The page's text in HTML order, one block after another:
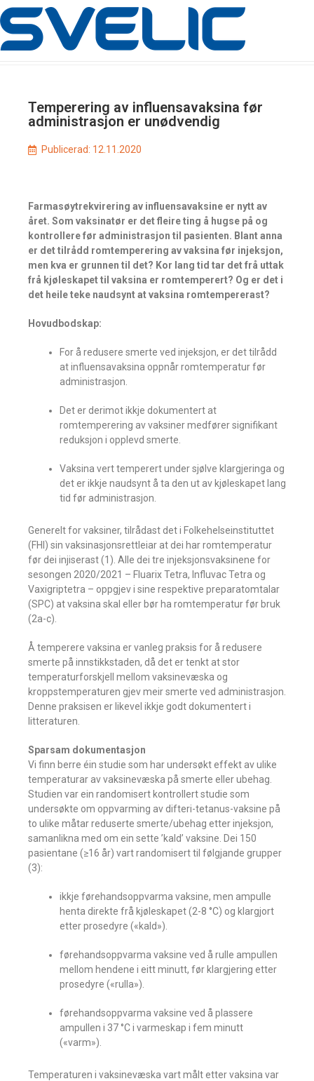
Temperering av influensavaksina før
administrasjon er unødvendig
Publicerad: 12.11.2020
Farmasøytrekvirering av influensavaksine er nytt av
året. Som vaksinatør er det fleire ting å hugse på og
kontrollere før administrasjon til pasienten. Blant anna
er det tilrådd romtemperering av vaksina før injeksjon,
men kva er grunnen til det? Kor lang tid tar det frå uttak
frå kjøleskapet til vaksina er romtemperert? Og er det i
det heile teke naudsynt at vaksina romtempererast?
Hovudbodskap:
For å redusere smerte ved injeksjon, er det tilrådd
at influensavaksina oppnår romtemperatur før
administrasjon.
Det er derimot ikkje dokumentert at
romtemperering av vaksiner medfører signifikant
reduksjon i opplevd smerte.
Vaksina vert temperert under sjølve klargjeringa og
det er ikkje naudsynt å ta den ut av kjøleskapet lang
tid før administrasjon.
Generelt for vaksiner, tilrådast det i Folkehelseinstituttet
(FHI) sin vaksinasjonsrettleiar at dei har romtemperatur
før dei injiserast (1). Alle dei tre injeksjonsvaksinene for
sesongen 2020/2021 – Fluarix Tetra, Influvac Tetra og
Vaxigriptetra – oppgjev i sine respektive preparatomtalar
(SPC) at vaksina skal eller bør ha romtemperatur før bruk
(2a-c).
Å temperere vaksina er vanleg praksis for å redusere
smerte på innstikkstaden, då det er tenkt at stor
temperaturforskjell mellom vaksinevæska og
kroppstemperaturen gjev meir smerte ved administrasjon.
Denne praksisen er likevel ikkje godt dokumentert i
litteraturen.
Sparsam dokumentasjon
Vi finn berre éin studie som har undersøkt effekt av ulike
temperaturar av vaksinevæska på smerte eller ubehag.
Studien var ein randomisert kontrollert studie som
undersøkte om oppvarming av difteri-tetanus-vaksine på
to ulike måtar reduserte smerte/ubehag etter injeksjon,
samanlikna med om ein sette ’kald’ vaksine. Dei 150
pasientane (≥16 år) vart randomisert til følgjande grupper
(3):
ikkje førehandsoppvarma vaksine, men ampulle
henta direkte frå kjøleskapet (2-8 °C) og klargjort
etter prosedyre («kald»).
førehandsoppvarma vaksine ved å rulle ampullen
mellom hendene i eitt minutt, før klargjering etter
prosedyre («rulla»).
førehandsoppvarma vaksine ved å plassere
ampullen i 37 °C i varmeskap i fem minutt
(«varm»).
Temperaturen i vaksinevæska vart målt etter vaksina var